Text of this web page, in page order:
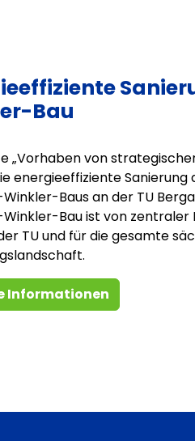
Bau
„Vorhaben von
energieeffiziente Sanierung
Baus an der TU
Bau ist von zentraler
TU und für die gesamte
Informationen